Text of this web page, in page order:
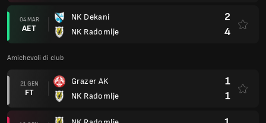
04 MAR
AET
NK Dekani
NK Radomlje
2
4
Amichevoli di club
21 GEN
FT
Grazer AK
NK Radomlje
1
1